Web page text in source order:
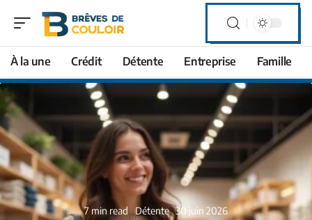
À la une Crédit Détente Entreprise Famille
7 min read Détente 30 juin 2026